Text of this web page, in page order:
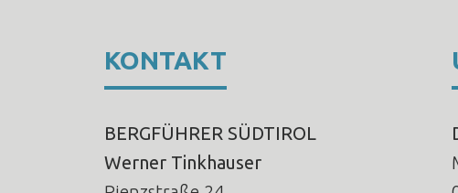
KONTAKT
BERGFÜHRER SÜDTIROL
Werner Tinkhauser